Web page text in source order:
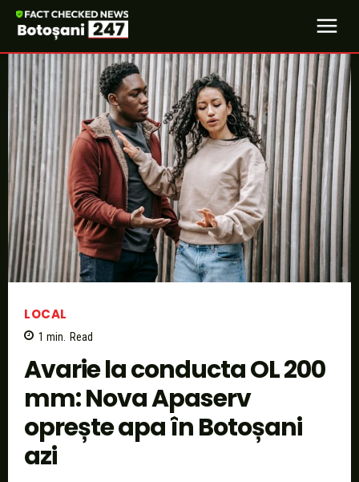
LOCAL
1 min. Read
Avarie la conducta OL 200
mm: Nova Apaserv
oprește apa în Botoșani
azi